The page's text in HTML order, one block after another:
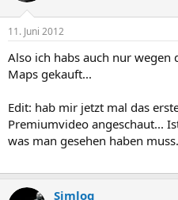
11. Juni 2012
Also ich habs auch nur wegen
Maps gekauft...
Edit: hab mir jetzt mal das
Premiumvideo angeschaut...
was man gesehen haben
Simlog